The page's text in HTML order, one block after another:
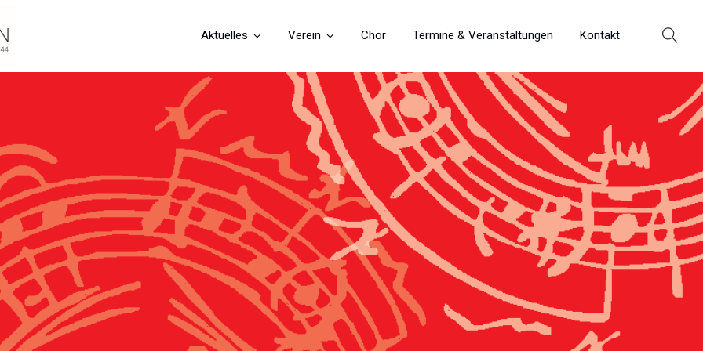
Aktuelles Verein Chor Termine & Veranstaltungen Kontakt